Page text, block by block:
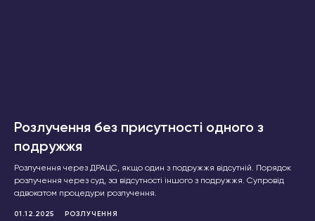
Розлучення без присутності одного з
подружжя
Розлучення через ДРАЦС, якщо один з подружжя відсутній. Порядок
розлучення через суд, за відсутності іншого з подружжя. Супровід
адвокатом процедури розлучення.
01.12.2025 РОЗЛУЧЕННЯ